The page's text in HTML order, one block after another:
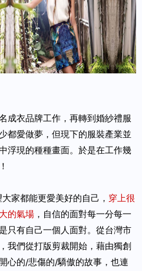
成衣品牌工作，再轉到婚紗禮服
都愛做夢，但現下的服裝產業並
浮現的種種畫面。於是在工作幾
家都能更愛美好的自己， 穿上很
的氣場 ，自信的面對每一分每一
只有自己一個人面對。從台灣市
我們從打版剪裁開始，藉由獨創
心的/悲傷的/驕傲的故事，也連